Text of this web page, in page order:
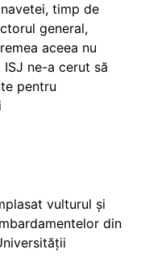
timp de
general,
aceea nu
ne-a cerut să
pentru
vulturul și
din